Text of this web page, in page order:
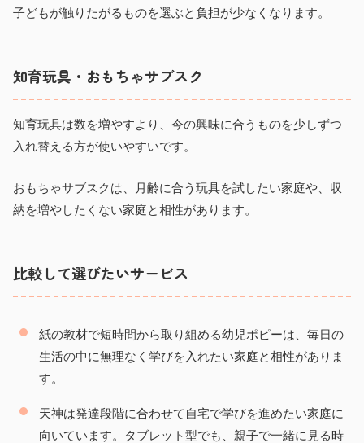
子どもが触りたがるものを選ぶと負担が少なくなります。
知育玩具・おもちゃサブスク
知育玩具は数を増やすより、今の興味に合うものを少しずつ
入れ替える方が使いやすいです。
おもちゃサブスクは、月齢に合う玩具を試したい家庭や、収
納を増やしたくない家庭と相性があります。
比較して選びたいサービス
紙の教材で短時間から取り組める幼児ポピーは、毎日の
生活の中に無理なく学びを入れたい家庭と相性がありま
す。
天神は発達段階に合わせて自宅で学びを進めたい家庭に
向いています。タブレット型でも、親子で一緒に見る時